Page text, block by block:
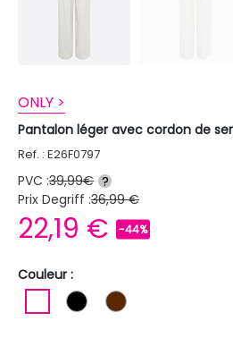
ONLY >
Pantalon léger avec cordon de
Ref. : E26F0797
PVC :39,99€ ?
Prix Degriff :36,99 €
22,19 € -44%
Couleur :
BLANCNOIR MARRON